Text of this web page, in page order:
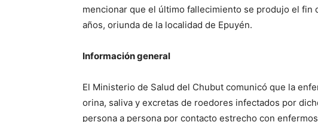
mencionar que el último fallecimiento se produjo el fin
años, oriunda de la localidad de Epuyén.
Información general
El Ministerio de Salud del Chubut comunicó que la
orina, saliva y excretas de roedores infectados por
persona a persona por contacto estrecho con